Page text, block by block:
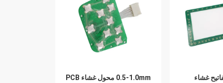
0.5-1.0mm محول غشاء PCB غشاء